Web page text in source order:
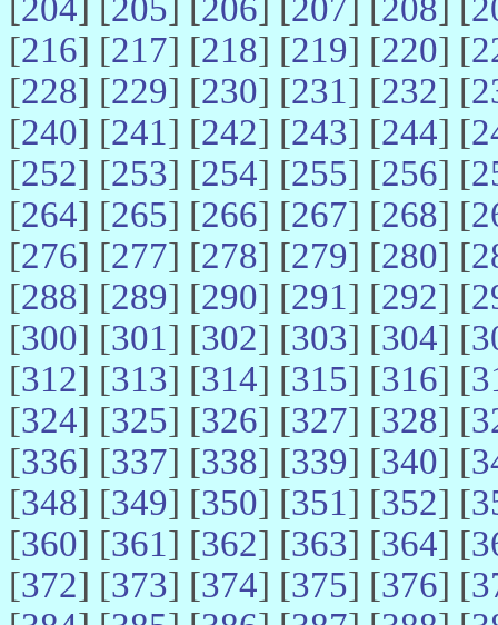
[204] [205] [206] [207] [208] [
[216] [217] [218] [219] [220] [
[228] [229] [230] [231] [232] [
[240] [241] [242] [243] [244] [
[252] [253] [254] [255] [256] [
[264] [265] [266] [267] [268] [
[276] [277] [278] [279] [280] [
[288] [289] [290] [291] [292] [
[300] [301] [302] [303] [304] [
[312] [313] [314] [315] [316] [
[324] [325] [326] [327] [328] [
[336] [337] [338] [339] [340] [
[348] [349] [350] [351] [352] [
[360] [361] [362] [363] [364] [
[372] [373] [374] [375] [376] [